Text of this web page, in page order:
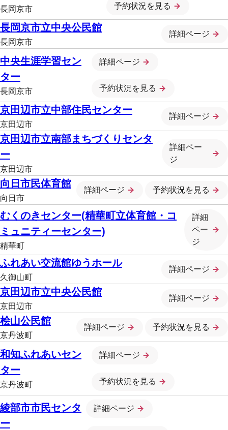
長岡京市 予約状況を見る
長岡京市立中央公民館
長岡京市
詳細ページ
中央生涯学習セン
ター
長岡京市
詳細ページ
予約状況を見る
京田辺市立中部住民センター
京田辺市
詳細ページ
京田辺市立南部まちづくりセンタ
ー
京田辺市
詳細ペー
ジ
向日市民体育館
向日市
詳細ページ 予約状況を見る
むくのきセンター(精華町立体育館・コ
ミュニティーセンター)
精華町
詳細
ペー
ジ
ふれあい交流館ゆうホール
久御山町
詳細ページ
京田辺市立中央公民館
京田辺市
詳細ページ
桧山公民館
京丹波町
詳細ページ 予約状況を見る
和知ふれあいセン
ター
京丹波町
詳細ページ
予約状況を見る
綾部市市民センタ
ー
詳細ページ